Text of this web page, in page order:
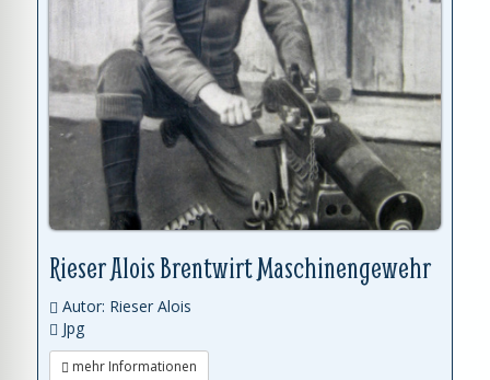
Rieser Alois Brentwirt Maschinengewehr
Autor: Rieser Alois
Jpg
mehr Informationen